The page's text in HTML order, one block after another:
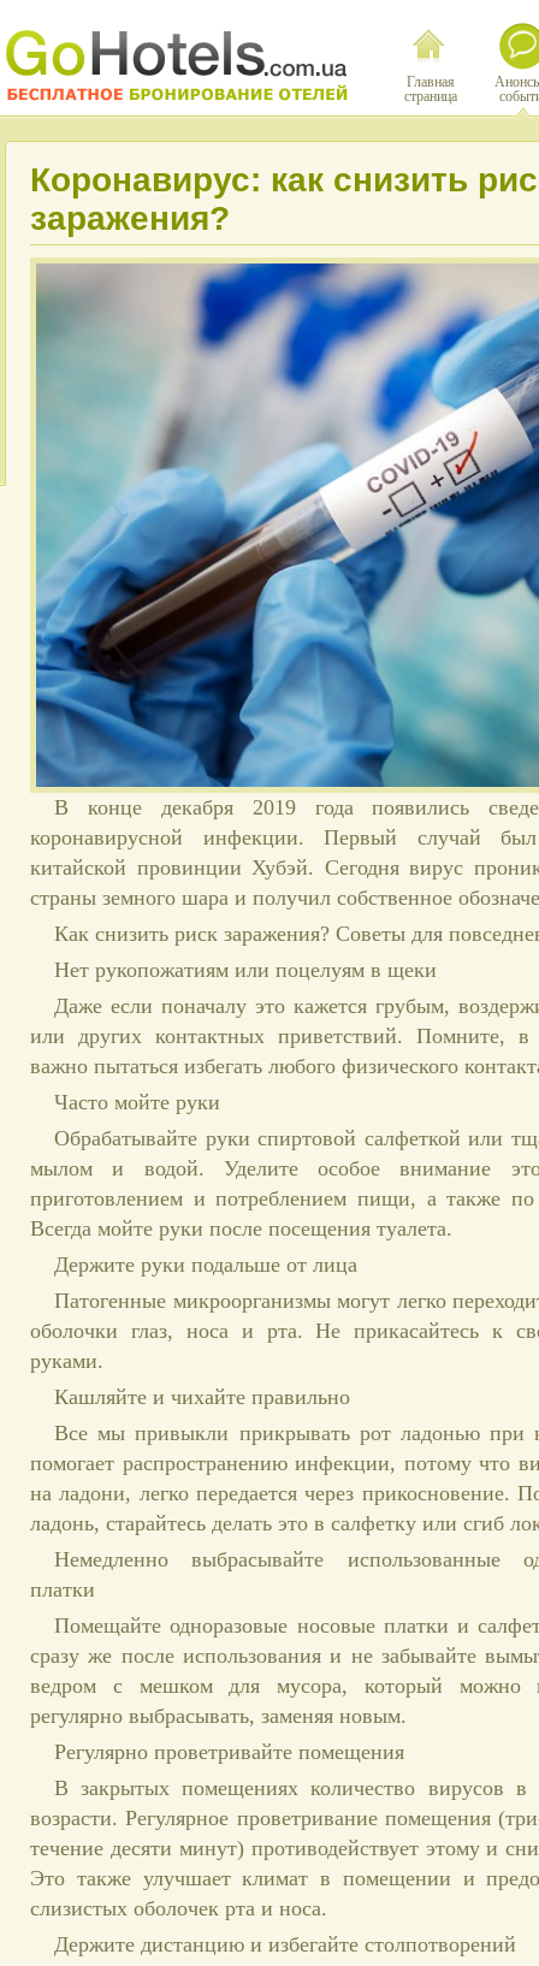
Главная
страница
Коронавирус: как снизить
заражения?
В конце декабря 2019 года появились
коронавирусной инфекции. Первый случай был
китайской провинции Хубэй. Сегодня вирус
страны земного шара и получил собственное
Как снизить риск заражения? Советы для
Нет рукопожатиям или поцелуям в щеки
Даже если поначалу это кажется грубым,
или других контактных приветствий. Помните,
важно пытаться избегать любого физического
Часто мойте руки
Обрабатывайте руки спиртовой салфеткой или
мылом и водой. Уделите особое внимание
приготовлением и потреблением пищи, а также
Всегда мойте руки после посещения туалета.
Держите руки подальше от лица
Патогенные микроорганизмы могут легко
оболочки глаз, носа и рта. Не прикасайтесь к
руками.
Кашляйте и чихайте правильно
Все мы привыкли прикрывать рот ладонью при
помогает распространению инфекции, потому что
на ладони, легко передается через прикосновение.
ладонь, старайтесь делать это в салфетку или сгиб
Немедленно выбрасывайте использованные
платки
Помещайте одноразовые носовые платки и
сразу же после использования и не забывайте
ведром с мешком для мусора, который можно
регулярно выбрасывать, заменяя новым.
Регулярно проветривайте помещения
В закрытых помещениях количество вирусов в
возрасти. Регулярное проветривание помещения
течение десяти минут) противодействует этому и
Это также улучшает климат в помещении и
слизистых оболочек рта и носа.
Держите дистанцию ​​и избегайте столпотворений